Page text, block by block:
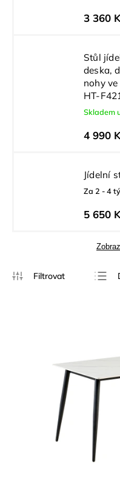
3 360
Stůl
deska,
nohy
HT-
Skladem
4 990
Jídelní
Za 2 - 4
5 650